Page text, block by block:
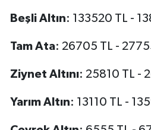
Beşli Altın: 133520 TL -
Tam Ata: 26705 TL -
Ziynet Altını: 25810 TL -
Yarım Altın: 13110 TL -